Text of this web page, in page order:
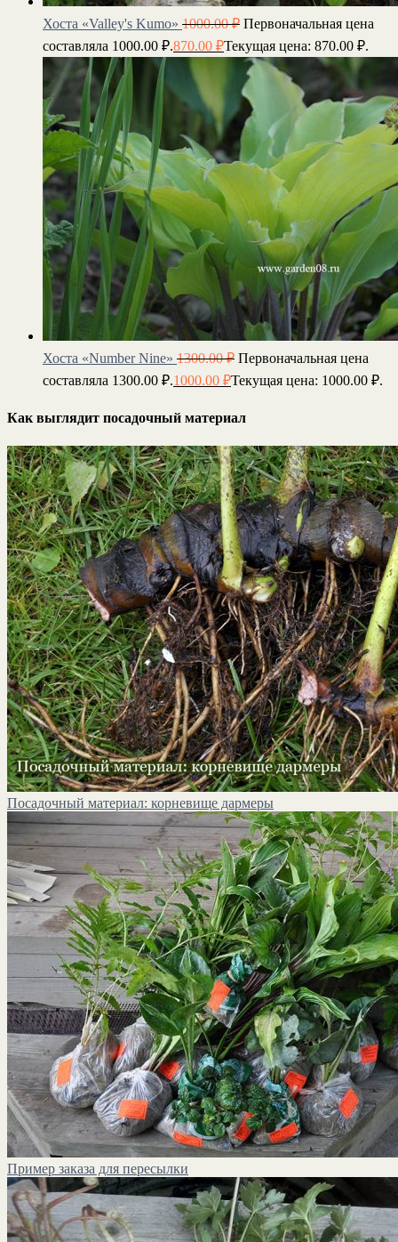
Хоста «Valley's Kumo» 1000.00₽ Первоначальная цена
составляла 1000.00 ₽.870.00 ₽Текущая цена: 870.00 ₽.
Хоста «Number Nine» 1300.00₽ Первоначальная цена
составляла 1300.00 ₽.1000.00 ₽Текущая цена: 1000.00 ₽.
Как выглядит посадочный материал
Посадочный материал: корневище дармеры
Пример заказа для пересылки